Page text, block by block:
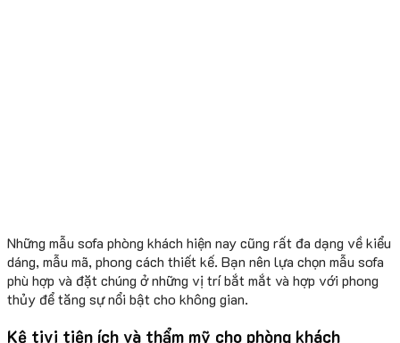
Những mẫu sofa phòng khách hiện nay cũng rất đa dạng về kiểu
dáng, mẫu mã, phong cách thiết kế. Bạn nên lựa chọn mẫu sofa
phù hợp và đặt chúng ở những vị trí bắt mắt và hợp với phong
thủy để tăng sự nổi bật cho không gian.
Kệ tivi tiện ích và thẩm mỹ cho phòng khách